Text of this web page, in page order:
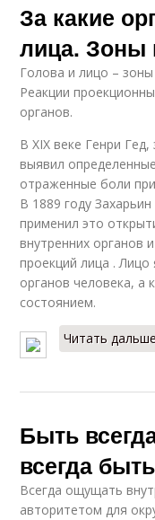
За какие
лица. Зоны
Голова и лицо –
Реакции
органов.
В XIX веке Генри
выявил
отраженные боли
В 1889 году
применил это
внутренних органов
проекций лица . Лицо
органов человека, а
состоянием.
Читать
Быть
всегда
Всегда ощущать
авторитетом для